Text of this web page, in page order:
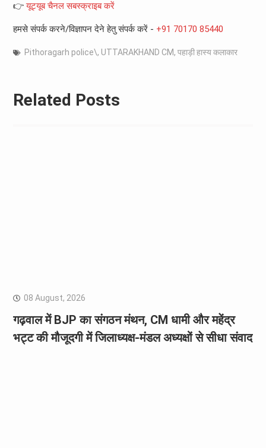
👉यूट्यूब चैनल सबस्क्राइब करें
हमसे संपर्क करने/विज्ञापन देने हेतु संपर्क करें - +91 70170 85440
Pithoragarh police\, UTTARAKHAND CM, पहाड़ी हास्य कलाकार
Related Posts
08 August, 2026
गढ़वाल में BJP का संगठन मंथन, CM धामी और महेंद्र
भट्ट की मौजूदगी में जिलाध्यक्ष-मंडल अध्यक्षों से सीधा संवाद